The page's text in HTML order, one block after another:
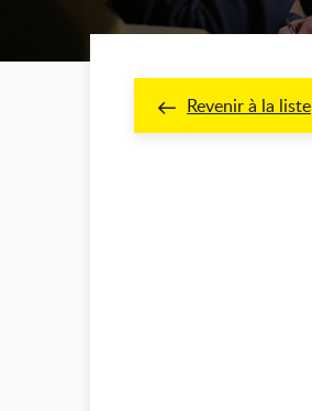
Revenir à la liste